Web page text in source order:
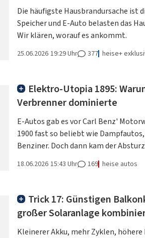
Die häufigste Hausbrandursache ist
Speicher und E-Auto belasten das
Wir klären, worauf es ankommt.
25.06.2026 19:29 Uhr 377 heise+
Elektro-Utopia 1895:
Verbrenner dominierte
E-Autos gab es vor Carl Benz'
1900 fast so beliebt wie
Benziner. Doch dann kam der
18.06.2026 15:43 Uhr 169 heise autos
Trick 17: Günstigen
großer Solaranlage
Kleinerer Akku, mehr Zyklen,